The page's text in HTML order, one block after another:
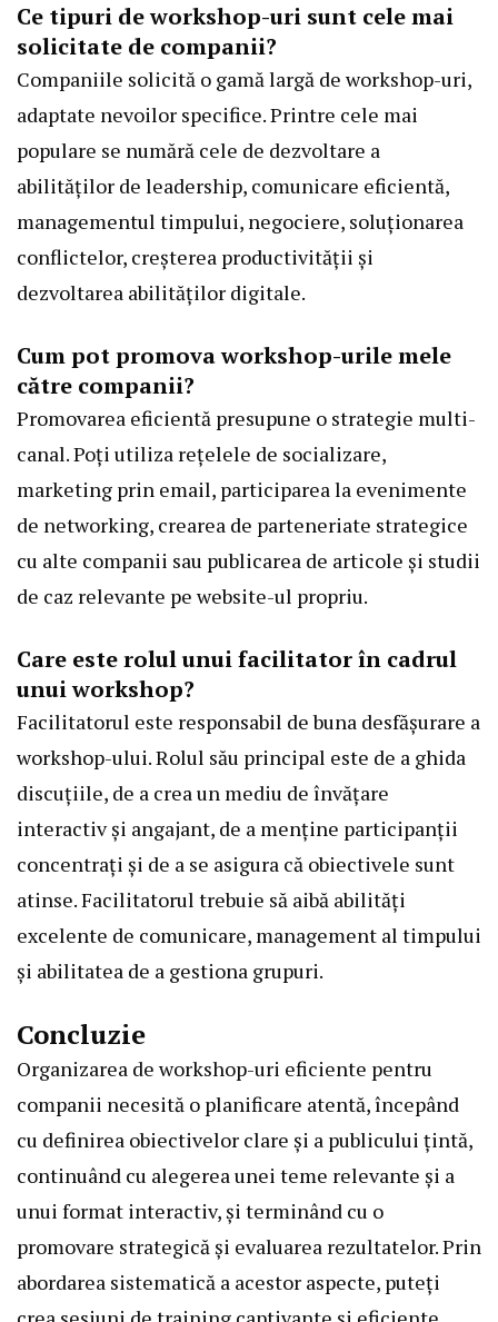
Ce tipuri de workshop-uri sunt cele mai
solicitate de companii?
Companiile solicită o gamă largă de workshop-uri,
adaptate nevoilor specifice. Printre cele mai
populare se numără cele de dezvoltare a
abilităților de leadership, comunicare eficientă,
managementul timpului, negociere, soluționarea
conflictelor, creșterea productivității și
dezvoltarea abilităților digitale.
Cum pot promova workshop-urile mele
către companii?
Promovarea eficientă presupune o strategie multi-
canal. Poți utiliza rețelele de socializare,
marketing prin email, participarea la evenimente
de networking, crearea de parteneriate strategice
cu alte companii sau publicarea de articole și studii
de caz relevante pe website-ul propriu.
Care este rolul unui facilitator în cadrul
unui workshop?
Facilitatorul este responsabil de buna desfășurare a
workshop-ului. Rolul său principal este de a ghida
discuțiile, de a crea un mediu de învățare
interactiv și angajant, de a menține participanții
concentrați și de a se asigura că obiectivele sunt
atinse. Facilitatorul trebuie să aibă abilități
excelente de comunicare, management al timpului
și abilitatea de a gestiona grupuri.
Concluzie
Organizarea de workshop-uri eficiente pentru
companii necesită o planificare atentă, începând
cu definirea obiectivelor clare și a publicului țintă,
continuând cu alegerea unei teme relevante și a
unui format interactiv, și terminând cu o
promovare strategică și evaluarea rezultatelor. Prin
abordarea sistematică a acestor aspecte, puteți